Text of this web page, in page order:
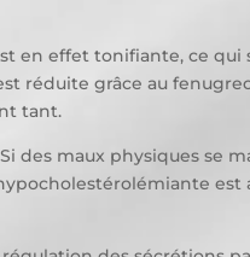
en effet tonifiante, ce qui
réduite grâce au
tant.
des maux physiques se